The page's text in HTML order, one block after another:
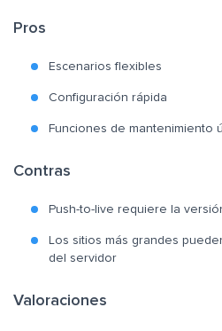
Pros
Escenarios flexibles
Configuración rápida
Funciones de mantenimiento
Contras
Push-to-live requiere la
Los sitios más grandes
del servidor
Valoraciones